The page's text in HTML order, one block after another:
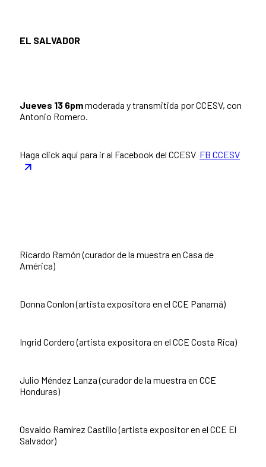
EL SALVADOR
Jueves 13 6pmmoderada y transmitida por CCESV, con
Antonio Romero.
Haga click aquí para ir al Facebook del CCESV FB CCESV
Ricardo Ramón (curador de la muestra en Casa de
América)
Donna Conlon (artista expositora en el CCE Panamá)
Ingrid Cordero (artista expositora en el CCE Costa Rica)
Julio Méndez Lanza (curador de la muestra en CCE
Honduras)
Osvaldo Ramírez Castillo (artista expositor en el CCE El
Salvador)